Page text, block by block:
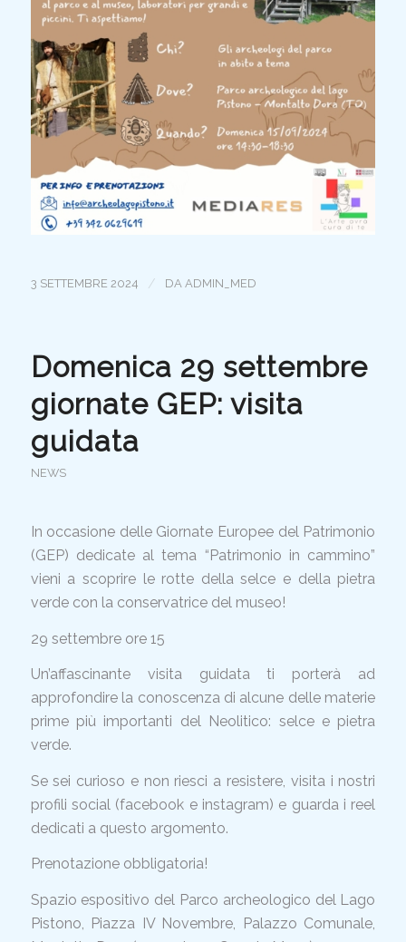
3 SETTEMBRE 2024 / DA ADMIN_MED
Domenica 29 settembre
giornate GEP: visita
guidata
NEWS
In occasione delle Giornate Europee del Patrimonio
(GEP) dedicate al tema “Patrimonio in cammino”
vieni a scoprire le rotte della selce e della pietra
verde con la conservatrice del museo!
29 settembre ore 15
Un’affascinante visita guidata ti porterà ad
approfondire la conoscenza di alcune delle materie
prime più importanti del Neolitico: selce e pietra
verde.
Se sei curioso e non riesci a resistere, visita i nostri
profili social (facebook e instagram) e guarda i reel
dedicati a questo argomento.
Prenotazione obbligatoria!
Spazio espositivo del Parco archeologico del Lago
Pistono, Piazza IV Novembre, Palazzo Comunale,